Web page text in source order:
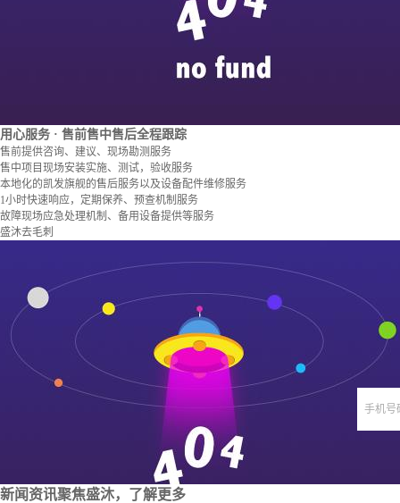
用心服务 · 售前售中售后全程跟踪
售前提供咨询、建议、现场勘测服务
售中项目现场安装实施、测试，验收服务
本地化的凯发旗舰的售后服务以及设备配件维修服务
1小时快速响应，定期保养、预查机制服务
故障现场应急处理机制、备用设备提供等服务
盛沐去毛刺
手机号
新闻资讯聚焦盛沐，了解更多